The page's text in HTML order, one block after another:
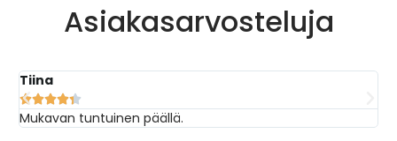
Asiakasarvosteluja
Tiina

Mukavan tuntuinen päällä.